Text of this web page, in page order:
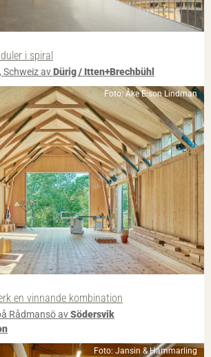
i spiral
Schweiz avDürig / Itten+Brechbühl
Foto: Åke E:son Lindman
en vinnande kombination
Rådmansö avSödersvik
Foto: Jansin & Hammarling